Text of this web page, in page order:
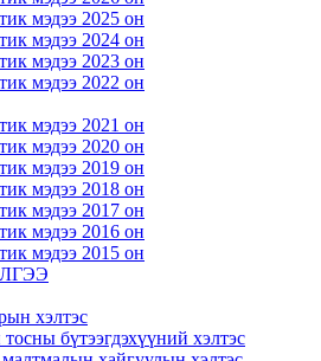
мэдээ 2025 он
мэдээ 2024 он
мэдээ 2023 он
мэдээ 2022 он
мэдээ 2021 он
мэдээ 2020 он
мэдээ 2019 он
мэдээ 2018 он
мэдээ 2017 он
мэдээ 2016 он
мэдээ 2015 он
хэлтэс
бүтээгдэхүүний хэлтэс